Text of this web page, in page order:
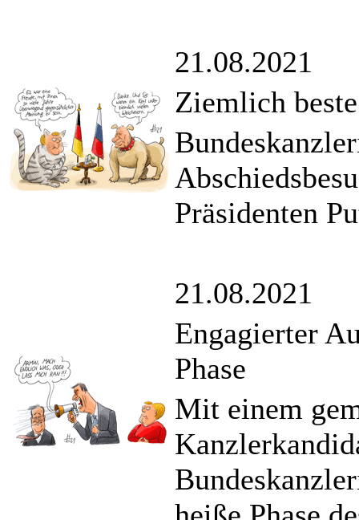
21.08.2021
Ziemlich
Präsidenten
21.08.2021
Engagierter
Phase
Mit einem